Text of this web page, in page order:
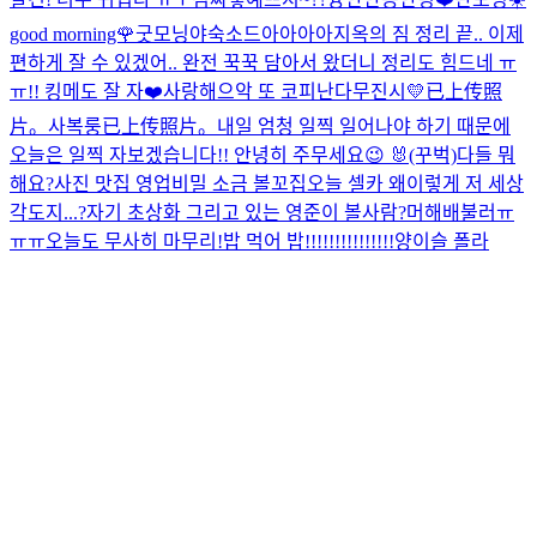
good morning🌹굿모닝야숙소드아아아아지옥의 짐 정리 끝.. 이제
편하게 잘 수 있겠어.. 완전 꾹꾹 담아서 왔더니 정리도 힘드네 ㅠ
ㅠ!! 킹메도 잘 자❤️사랑해 으악 또 코피난다무진시💛已上传照
片。 사복룽已上传照片。 내일 엄청 일찍 일어나야 하기 때문에
오늘은 일찍 자보겠습니다!! 안녕히 주무세요😉 🐰(꾸벅)다들 뭐
해요?사진 맛집 영업비밀 소금 볼꼬집 오늘 셀카 왜이렇게 저 세상
각도지...?자기 초상화 그리고 있는 영준이 볼사람?머해 배불러ㅠ
ㅠㅠ오늘도 무사히 마무리!밥 먹어 밥!!!!!!!!!!!!!!!양이슬 폴라